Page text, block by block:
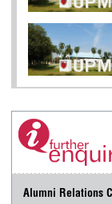
Alumni Relations